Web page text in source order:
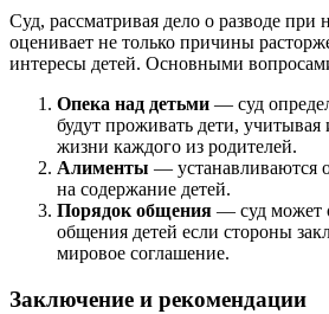
Суд, рассматривая дело о разводе при
оценивает не только причины
интересы детей. Основными
Опека над детьми — суд
будут проживать дети,
жизни каждого из родителей.
Алименты — устанавливаются
на содержание детей.
Порядок общения — суд может
общения детей если стороны
мировое соглашение.
Заключение и рекомендации